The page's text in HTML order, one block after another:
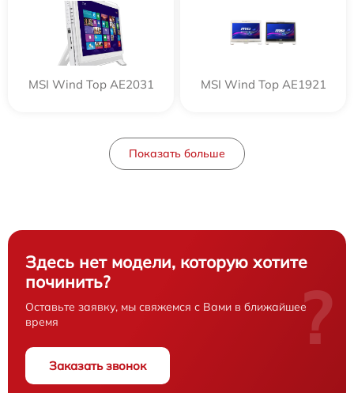
MSI Wind Top AE2031 MSI Wind Top AE1921
Показать больше
Здесь нет модели, которую хотите
починить?
Оставьте заявку, мы свяжемся с Вами в ближайшее
время
Заказать звонок
?